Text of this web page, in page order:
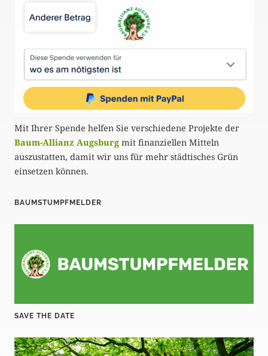
Mit Ihrer Spende helfen Sie verschiedene Projekte der
Baum-Allianz Augsburg mit finanziellen Mitteln
auszustatten, damit wir uns für mehr städtisches Grün
einsetzen können.
BAUMSTUMPFMELDER
SAVE THE DATE